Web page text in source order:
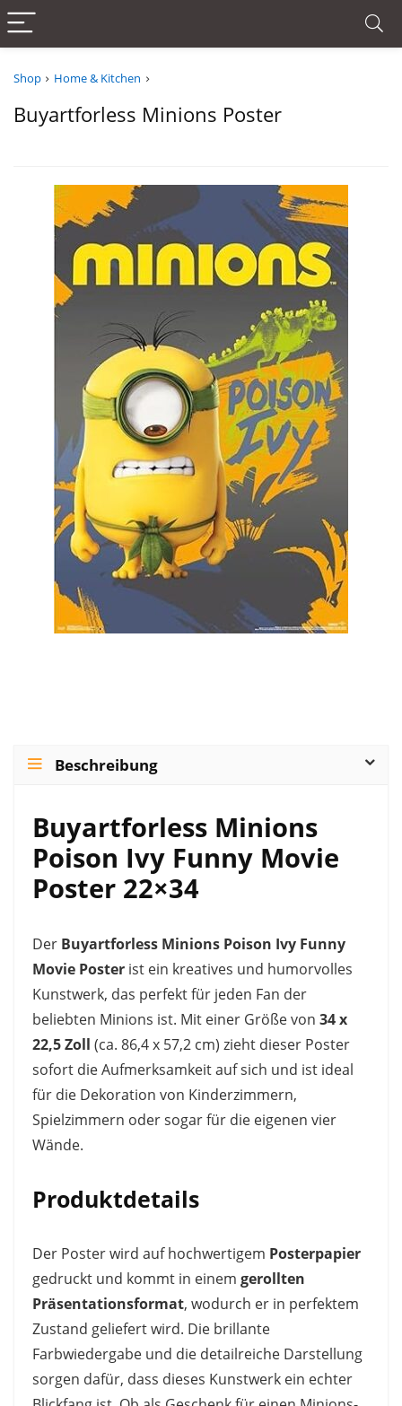
Shop Home & Kitchen
Buyartforless Minions Poster
Beschreibung
Buyartforless Minions
Poison Ivy Funny Movie
Poster 22×34
Der Buyartforless Minions Poison Ivy Funny
Movie Poster ist ein kreatives und humorvolles
Kunstwerk, das perfekt für jeden Fan der
beliebten Minions ist. Mit einer Größe von 34 x
22,5 Zoll (ca. 86,4 x 57,2 cm) zieht dieser Poster
sofort die Aufmerksamkeit auf sich und ist ideal
für die Dekoration von Kinderzimmern,
Spielzimmern oder sogar für die eigenen vier
Wände.
Produktdetails
Der Poster wird auf hochwertigem Posterpapier
gedruckt und kommt in einem gerollten
Präsentationsformat, wodurch er in perfektem
Zustand geliefert wird. Die brillante
Farbwiedergabe und die detailreiche Darstellung
sorgen dafür, dass dieses Kunstwerk ein echter